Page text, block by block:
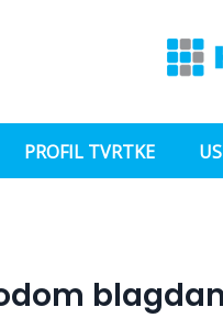
PROFIL TVRTKE